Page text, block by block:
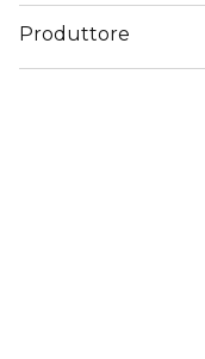
pelle e hanno al
Produttore